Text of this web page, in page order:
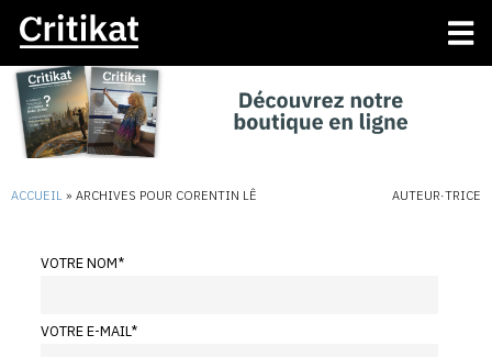
ACCUEIL » ARCHIVES POUR CORENTIN LÊ AUTEUR·TRICE
VOTRE NOM*
VOTRE E-MAIL*